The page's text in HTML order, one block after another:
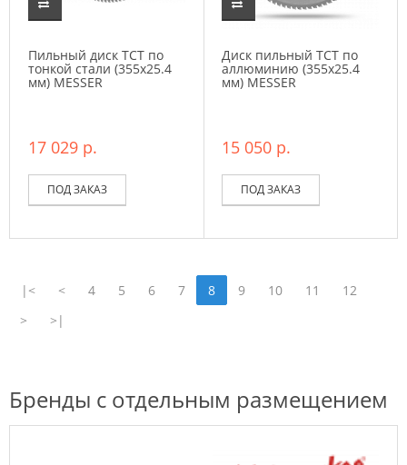
Пильный диск ТСТ по
тонкой стали (355х25.4
мм) MESSER
17 029 р.
ПОД ЗАКАЗ
Диск пильный ТСТ по
аллюминию (355х25.4
мм) MESSER
15 050 р.
ПОД ЗАКАЗ
|< < 4 5 6 7 8 9 10 11
12
>
>|
Бренды с отдельным размещением